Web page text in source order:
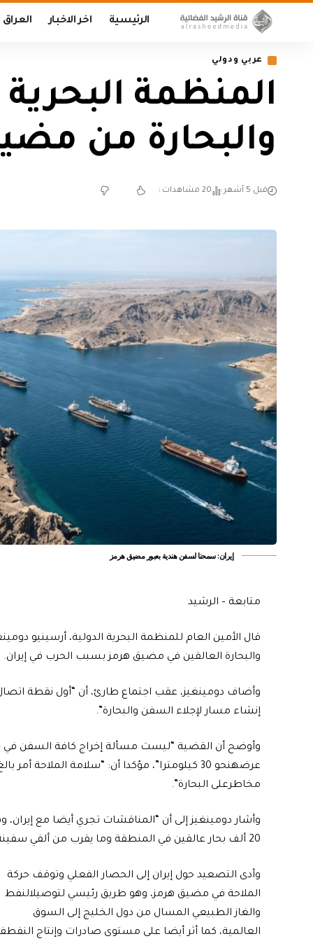
الرئيسية اخر الاخبار العراق
عربي ودولي
المنظمة
والبحارة من
قبل 5 أشهر 20 مشاهدات
إيران: سمحنا لسفن هندية بعبور مضيق هرمز
متابعة – الرشيد
قال الأمين العام للمنظمة البحرية الدولية، أرسينيو
والبحارة العالقين في مضيق هرمز بسبب الحرب في إيران.
وأضاف دومينغيز، عقب اجتماع طارئ، أن “أول نقطة
إنشاء مسار لإجلاء السفن والبحارة”.
وأوضح أن القضية “ليست مسألة إخراج كافة السفن في
عرضهنحو 30 كيلومترا”، مؤكدا أن: “سلامة الملاحة
مخاطرعلى البحارة”.
وأشار دومينغيز إلى أن “المناقشات تجري أيضا مع إيران،
20 ألف بحار عالقين في المنطقة وما يقرب من ألفي سفينة كذلك.
وأدى التصعيد حول إيران إلى الحصار الفعلي وتوقف حركة
الملاحة في مضيق هرمز، وهو طريق رئيسي لتوصيلالنفط
والغاز الطبيعي المسال من دول الخليج إلى السوق
العالمية، كما أثر أيضا على مستوى صادرات وإنتاج